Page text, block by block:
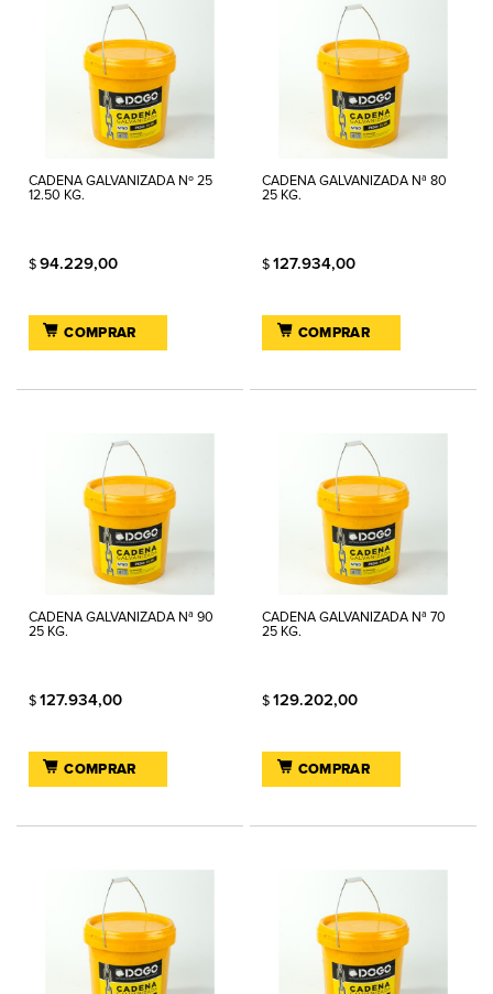
CADENA GALVANIZADA Nº 25
12.50 KG.
$ 94.229,00
COMPRAR
CADENA GALVANIZADA Nª 80
25 KG.
$127.934,00
COMPRAR
CADENA GALVANIZADA Nª 90
25 KG.
$ 127.934,00
COMPRAR
CADENA GALVANIZADA Nª 70
25 KG.
$129.202,00
COMPRAR